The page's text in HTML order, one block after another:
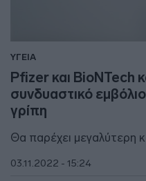
ΥΓΕΙΑ
Pfizer και BioNTech
συνδυαστικό
γρίπη
Θα παρέχει μεγαλύτερη
03.11.2022 - 15:24